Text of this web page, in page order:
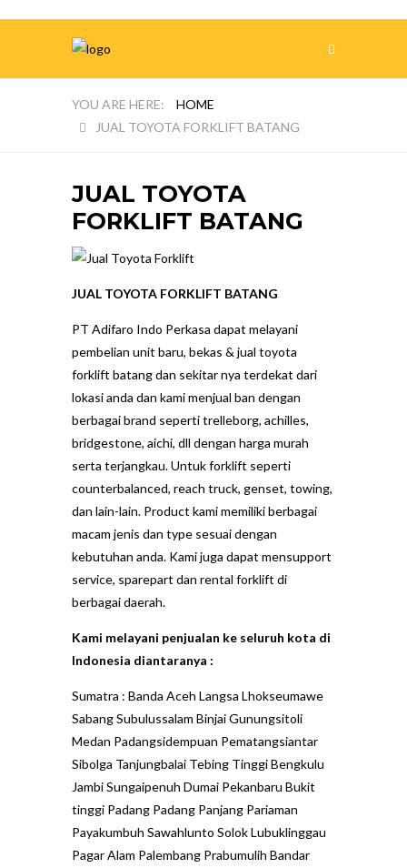
HOME
JUAL TOYOTA FORKLIFT BATANG
JUAL TOYOTA
FORKLIFT BATANG
JUAL TOYOTA FORKLIFT BATANG
PT Adifaro Indo Perkasa dapat melayani
pembelian unit baru, bekas & jual toyota
forklift batang dan sekitar nya terdekat dari
lokasi anda dan kami menjual ban dengan
berbagai brand seperti trelleborg, achilles,
bridgestone, aichi, dll dengan harga murah
serta terjangkau. Untuk forklift seperti
counterbalanced, reach truck, genset, towing,
dan lain-lain. Product kami memiliki berbagai
macam jenis dan type sesuai dengan
kebutuhan anda. Kami juga dapat mensupport
service, sparepart dan rental forklift di
berbagai daerah.
Kami melayani penjualan ke seluruh kota di
Indonesia diantaranya :
Sumatra : Banda Aceh Langsa Lhokseumawe
Sabang Subulussalam Binjai Gunungsitoli
Medan Padangsidempuan Pematangsiantar
Sibolga Tanjungbalai Tebing Tinggi Bengkulu
Jambi Sungaipenuh Dumai Pekanbaru Bukit
tinggi Padang Padang Panjang Pariaman
Payakumbuh Sawahlunto Solok Lubuklinggau
Pagar Alam Palembang Prabumulih Bandar